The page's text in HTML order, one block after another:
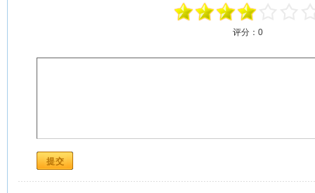
评分： 0